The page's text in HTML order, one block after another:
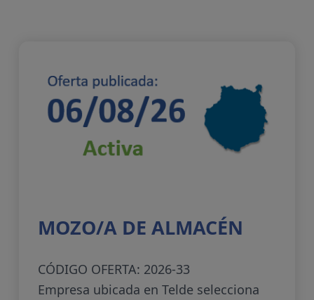
MOZO/A DE ALMACÉN
CÓDIGO OFERTA: 2026-33
Empresa ubicada en Telde selecciona